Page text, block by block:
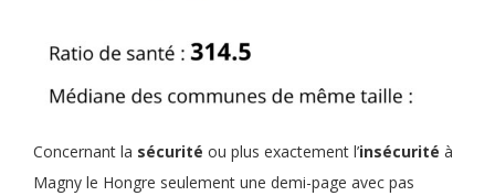
Concernant la sécurité ou plus exactement l’insécurité à
Magny le Hongre seulement une demi-page avec pas